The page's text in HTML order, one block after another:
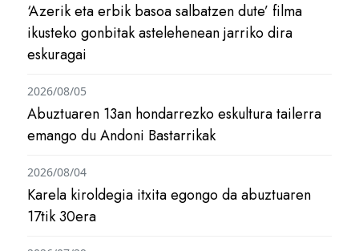
‘Azerik eta erbik basoa salbatzen dute’ filma
ikusteko gonbitak astelehenean jarriko dira
eskuragai
Abuztuaren 13an hondarrezko eskultura tailerra
emango du Andoni Bastarrikak
2026/08/05
Karela kiroldegia itxita egongo da abuztuaren
17tik 30era
2026/08/04